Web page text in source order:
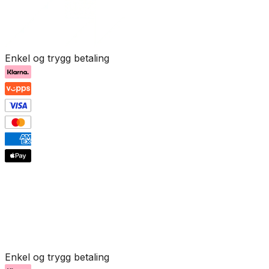
Enkel og trygg betaling
Enkel og trygg betaling